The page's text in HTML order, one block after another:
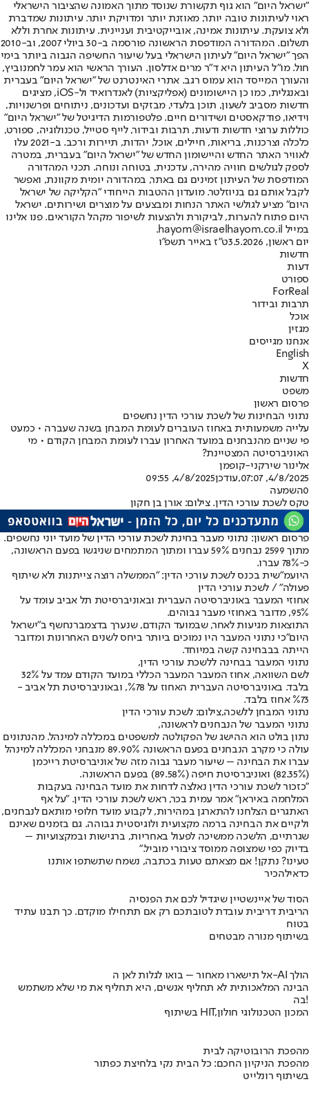
"ישראל היום" הוא גוף תקשורת שנוסד מתוך האמונה שהציבור הישראלי
ראוי לעיתונות טובה יותר, מאוזנת יותר ומדויקת יותר. עיתונות שמדברת
ולא צועקת. עיתונות אמינה, אובייקטיבית ועניינית. עיתונות אחרת וללא
תשלום. המהדורה המודפסת הראשונה פורסמה ב-30 ביולי 2007, וב-2010
הפך "ישראל היום" לעיתון הישראלי בעל שיעור החשיפה הגבוה ביותר בימי
חול. מו"ל העיתון היא ד"ר מרים אדלסון. העורך הראשי הוא עמר לחמנוביץ,
והעורך המייסד הוא עמוס רגב. אתרי האינטרנט של "ישראל היום" בעברית
ובאנגלית, כמו כן היישומונים (אפליקציות) לאנדרואיד ול-iOS, מציגים
חדשות מסביב לשעון, תוכן בלעדי, מבזקים ועדכונים, ניתוחים ופרשנויות,
וידיאו, פודקאסטים ושידורים חיים. פלטפורמות הדיגיטל של "ישראל היום"
כוללות ערוצי חדשות ודעות, תרבות ובידור, לייף סטייל, טכנולוגיה, ספורט,
כלכלה וצרכנות, בריאות, חיילים, אוכל, יהדות, תיירות ורכב. ב-2021 עלו
לאוויר האתר החדש והיישומון החדש של "ישראל היום" בעברית, במטרה
לספק לגולשים חוויה מהירה, עדכנית, בטוחה ונוחה. תכני המהדורה
המודפסת של העיתון זמינים גם באתר, במהדורה יומית מקוונת, ואפשר
לקבל אותם גם בניוזלטר. מועדון ההטבות הייחודי "הקליקה של ישראל
היום" מציע לגולשי האתר הנחות ומבצעים על מוצרים ושירותים. ישראל
היום פתוח להערות, לביקורת ולהצעות לשיפור מקהל הקוראים. פנו אלינו
במייל hayom@israelhayom.co.il.
יום ראשון, 3.5.2026
ט"ז באייר תשפ"ו
חדשות
דעות
ספורט
ForReal
תרבות ובידור
אוכל
מגזין
אנחנו מגייסים
English
X
חדשות
משפט
פרסום ראשון
נתוני הבחינות של לשכת עורכי הדין נחשפים
עלייה משמעותית באחוז העוברים לעומת המבחן בשנה שעברה • כמעט
פי שניים מהנבחנים במועד האחרון עברו לעומת המבחן הקודם • מי
האוניברסיטה המצטיינת?
אלינור שירקני-קופמן
4/8/2025, 07:07
,עודכן4/8/2025, 09:55
0השמעה
טקס לשכת עורכי הדין. צילום: אורן בן חקון
פרסום ראשון: נתוני מעבר בחינת לשכת עורכי הדין של מועד יוני נחשפים.
מתוך 2599 נבחנים 59% עברו ומתוך המתמחים שניגשו בפעם הראשונה,
כ-78% עברו.
היועמ"שית בכנס לשכת עורכי הדין: "הממשלה רוצה צייתנות ולא שיתוף
פעולה" / לשכת עורכי הדין
אחוזי המעבר באוניברסיטה העברית ובאוניברסיטת תל אביב עומד על
95%, מדובר באחוזי מעבר גבוהים.
התוצאות מגיעות לאחר, שבמועד הקודם, שנערך בדצמברנחשף ב״ישראל
היום״כי נתוני המעבר היו נמוכים ביותר ביחס לשנים האחרונות ומדובר
הייתה בבבחינה קשה במיוחד.
נתוני המעבר בבחינה ללשכת עורכי הדין,
לשם השוואה, אחוז המעבר המעבר הכללי במועד הקודם עמד על 32%
בלבד. באוניברסיטה העברית האחוז על %78, ובאוניברסיטת תל אביב -
%73 אחוז בלבד.
נתוני המבחן ללשכה,צילום: לשכת עורכי הדין
נתוני המעבר של הנבחנים לראשונה,
נתון בולט הוא ההישג של הפקולטה למשפטים במכללה למינהל. מהנתונים
עולה כי מקרב הנבחנים בפעם הראשונה 89.90% מנבחני המכללה למינהל
עברו את הבחינה – שיעור מעבר גבוה מזה של אוניברסיטת רייכמן
(82.35%) ואוניברסיטת חיפה (89.58%) בפעם הראשונה.
"כזכור לשכת עורכי הדין נאלצה לדחות את מועד הבחינה בעקבות
המלחמה באיראן" אמר עמית בכר, ראש לשכת עורכי הדין. "על אף
האתגרים הצלחנו להתארגן במהירות, לקבוע מועד חלופי מותאם לנבחנים,
ולקיים את הבחינה ברמה מקצועית ולוגיסטית גבוהה. גם בזמנים שאינם
שגרתיים, הלשכה ממשיכה לפעול באחריות, ברגישות ובמקצועיות –
בדיוק כפי שמצופה ממוסד ציבורי מוביל."
טעינו? נתקן! אם מצאתם טעות בכתבה, נשמח שתשתפו אותנו
כדאילהכיר
הסוד של איינשטיין שיגדיל לכם את הפנסיה
הריבית דריבית עובדת לטובתכם רק אם תתחילו מוקדם. כך תבנו עתיד
בטוח
בשיתוף מנורה מבטחים
אל תישארו מאחור – בואו לגלות לאן ה-AI הולך
הבינה המלאכותית לא תחליף אנשים, היא תחליף את מי שלא משתמש
בה!
בשיתוף HIT,המכון הטכנולוגי חולון
מהפכת הרובוטיקה לבית
מהפכת הניקיון החכם: כל הבית נקי בלחיצת כפתור
בשיתוף רונלייט